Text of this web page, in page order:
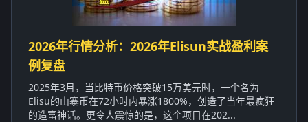
2026年行情分析：2026年Elisun实战盈利案
例复盘
2025年3月，当比特币价格突破15万美元时，一个名为
Elisu的山寨币在72小时内暴涨1800%，创造了当年最疯狂
的造富神话。更令人震惊的是，这个项目在202...